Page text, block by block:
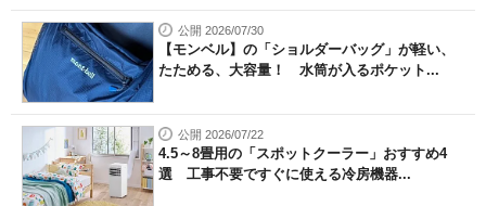
公開 2026/07/30
【モンベル】の「ショルダーバッグ」が軽い、
たためる、大容量！ 水筒が入るポケット...
公開 2026/07/22
4.5～8畳用の「スポットクーラー」おすすめ4
選 工事不要ですぐに使える冷房機器...